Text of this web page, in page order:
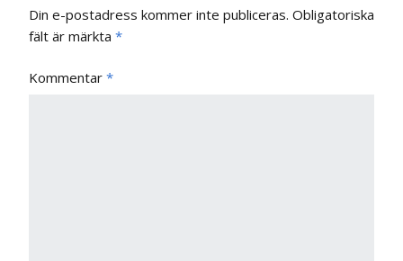
Din e-postadress kommer inte publiceras. Obligatoriska
fält är märkta *
Kommentar *